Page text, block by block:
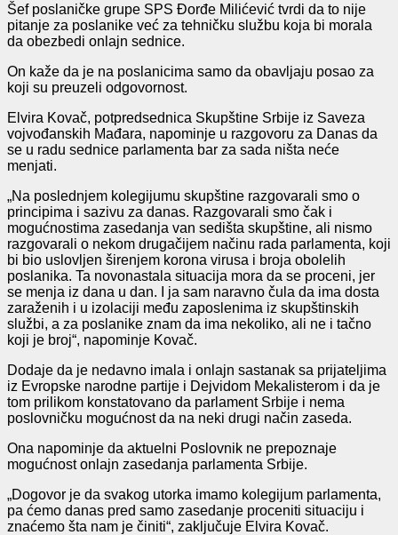
Šef poslaničke grupe SPS Đorđe Milićević tvrdi da to nije
pitanje za poslanike već za tehničku službu koja bi morala
da obezbedi onlajn sednice.
On kaže da je na poslanicima samo da obavljaju posao za
koji su preuzeli odgovornost.
Elvira Kovač, potpredsednica Skupštine Srbije iz Saveza
vojvođanskih Mađara, napominje u razgovoru za Danas da
se u radu sednice parlamenta bar za sada ništa neće
menjati.
„Na poslednjem kolegijumu skupštine razgovarali smo o
principima i sazivu za danas. Razgovarali smo čak i
mogućnostima zasedanja van sedišta skupštine, ali nismo
razgovarali o nekom drugačijem načinu rada parlamenta, koji
bi bio uslovljen širenjem korona virusa i broja obolelih
poslanika. Ta novonastala situacija mora da se proceni, jer
se menja iz dana u dan. I ja sam naravno čula da ima dosta
zaraženih i u izolaciji među zaposlenima iz skupštinskih
službi, a za poslanike znam da ima nekoliko, ali ne i tačno
koji je broj“, napominje Kovač.
Dodaje da je nedavno imala i onlajn sastanak sa prijateljima
iz Evropske narodne partije i Dejvidom Mekalisterom i da je
tom prilikom konstatovano da parlament Srbije i nema
poslovničku mogućnost da na neki drugi način zaseda.
Ona napominje da aktuelni Poslovnik ne prepoznaje
mogućnost onlajn zasedanja parlamenta Srbije.
„Dogovor je da svakog utorka imamo kolegijum parlamenta,
pa ćemo danas pred samo zasedanje proceniti situaciju i
znaćemo šta nam je činiti“, zaključuje Elvira Kovač.